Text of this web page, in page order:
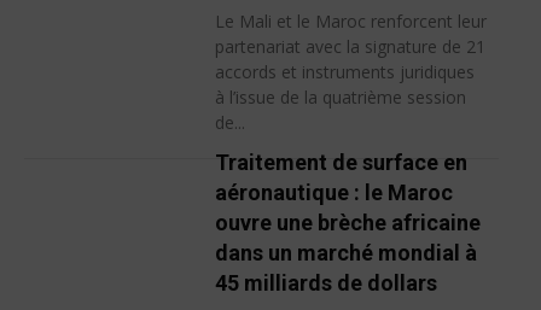
Le Mali et le Maroc renforcent leur
partenariat avec la signature de 21
accords et instruments juridiques
à l’issue de la quatrième session
de...
Traitement de surface en
aéronautique : le Maroc
ouvre une brèche africaine
dans un marché mondial à
45 milliards de dollars